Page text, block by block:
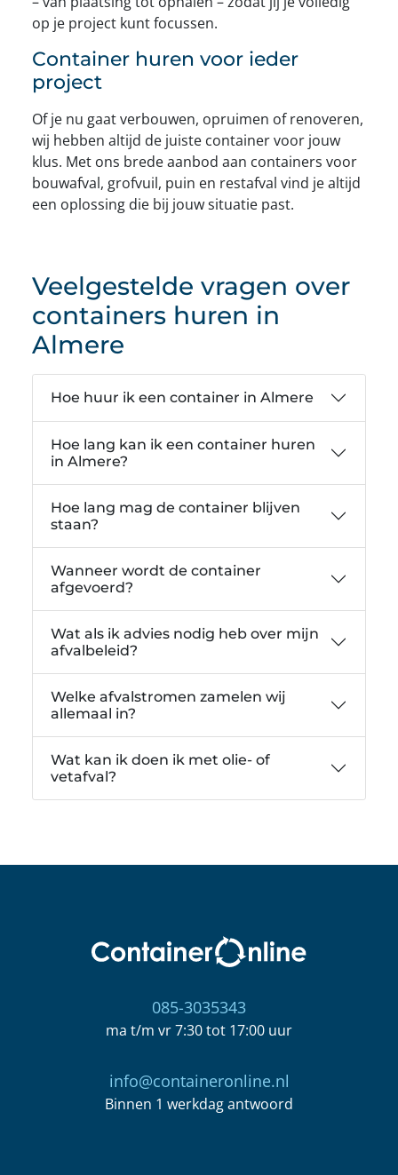
op je project kunt focussen.
Container huren voor ieder
project
Of je nu gaat verbouwen, opruimen of renoveren,
wij hebben altijd de juiste container voor jouw
klus. Met ons brede aanbod aan containers voor
bouwafval, grofvuil, puin en restafval vind je altijd
een oplossing die bij jouw situatie past.
Veelgestelde vragen over
containers huren in
Almere
Hoe huur ik een container in Almere
Hoe lang kan ik een container huren
in Almere?
Hoe lang mag de container blijven
staan?
Wanneer wordt de container
afgevoerd?
Wat als ik advies nodig heb over mijn
afvalbeleid?
Welke afvalstromen zamelen wij
allemaal in?
Wat kan ik doen ik met olie- of
vetafval?
085-3035343
ma t/m vr 7:30 tot 17:00 uur
info@containeronline.nl
Binnen 1 werkdag antwoord